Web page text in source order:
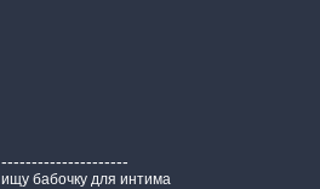
---------------------
ищу бабочку для интима